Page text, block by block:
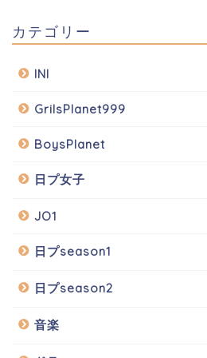
カテゴリー
INI
GrilsPlanet999
BoysPlanet
日プ女子
JO1
日プseason1
日プseason2
音楽